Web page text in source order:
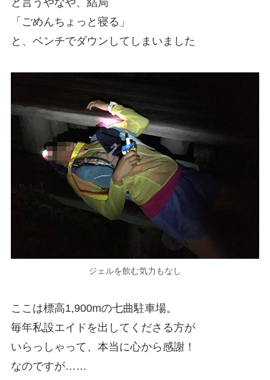
「ごめんちょっと寝る」
と、ベンチでダウンしてしまいました
ジェルを飲む気力もなし
ここは標高1,900mの七曲駐車場。
毎年私設エイドを出してくださる方が
いらっしゃって、本当に心から感謝！
なのですが……